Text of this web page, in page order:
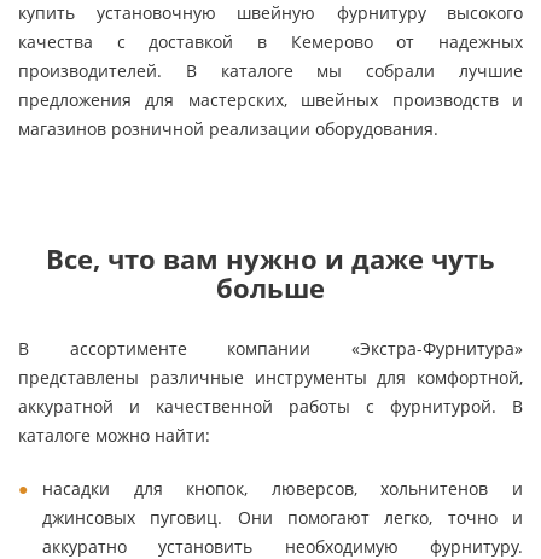
купить установочную швейную фурнитуру высокого
качества с доставкой в Кемерово от надежных
производителей. В каталоге мы собрали лучшие
предложения для мастерских, швейных производств и
магазинов розничной реализации оборудования.
Все, что вам нужно и даже чуть
больше
В ассортименте компании «Экстра-Фурнитура»
представлены различные инструменты для комфортной,
аккуратной и качественной работы с фурнитурой. В
каталоге можно найти:
насадки для кнопок, люверсов, хольнитенов и
джинсовых пуговиц. Они помогают легко, точно и
аккуратно установить необходимую фурнитуру.